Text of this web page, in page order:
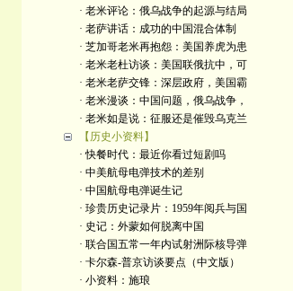
· 老米评论：俄乌战争的起源与结局
· 老萨讲话：成功的中国混合体制
· 芝加哥老米再抱怨：美国养虎为患
· 老米老杜访谈：美国联俄抗中，可
· 老米老萨交锋：深层政府，美国霸
· 老米漫谈：中国问题，俄乌战争，
· 老米如是说：征服还是催毁乌克兰
【历史小资料】
· 快餐时代：最近你看过短剧吗
· 中美航母电弹技术的差别
· 中国航母电弹诞生记
· 珍贵历史记录片：1959年阅兵与国
· 史记：外蒙如何脱离中国
· 联合国五常一年内试射洲际核导弹
· 卡尔森-普京访谈要点（中文版）
· 小资料：施琅